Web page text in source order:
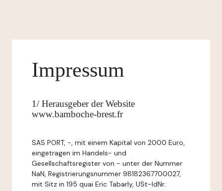
Impressum
1/ Herausgeber der Website
www.bamboche-brest.fr
SAS PORT, -, mit einem Kapital von 2000 Euro,
eingetragen im Handels- und
Gesellschaftsregister von - unter der Nummer
NaN, Registrierungsnummer 98182367700027,
mit Sitz in 195 quai Eric Tabarly, USt-IdNr.: